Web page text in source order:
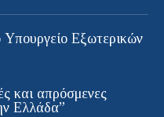
Εξωτερικών
και απρόσμενες
Ελλάδα”